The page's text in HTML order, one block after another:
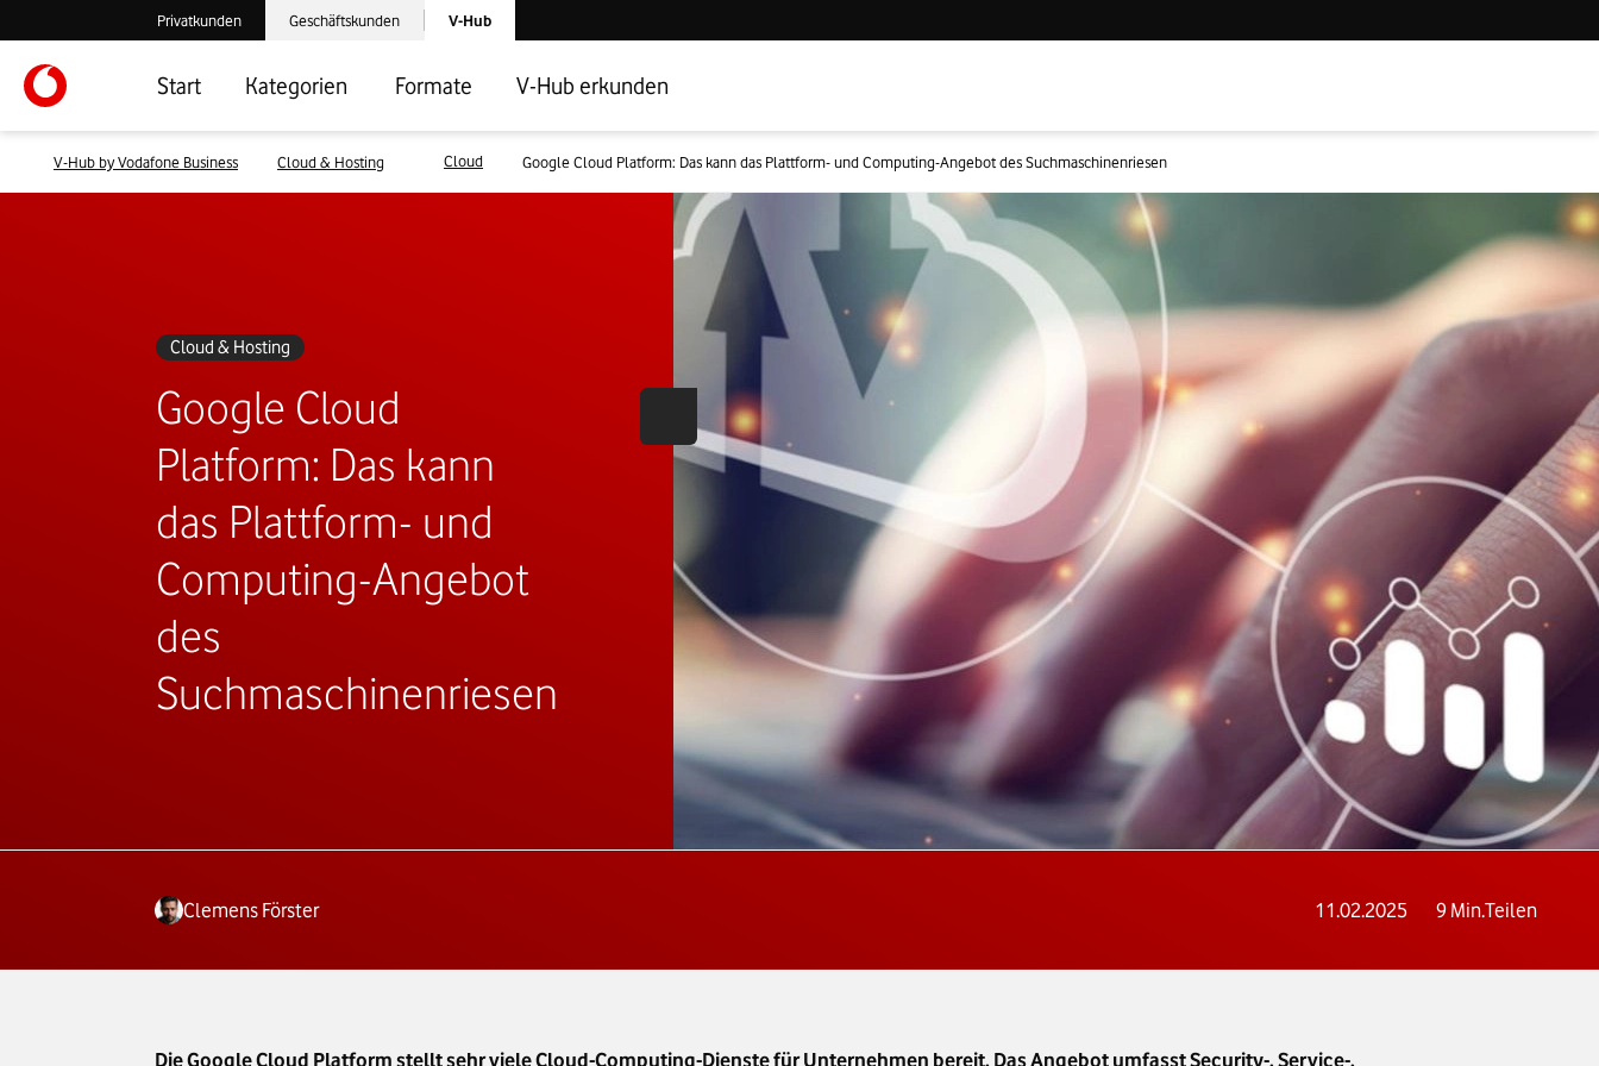
Verlassen der V-Hub Webseite: Zum Privatkundenbereich
Privatkunden Verlassen der V-Hub Webseite: Zum Geschäftskundenbereich
Geschäftskunden Laden der V-Hub Startseite
V-Hub
Start Kategorien Formate V-Hub erkunden
V-Hub by Vodafone Business Cloud & Hosting Cloud Google Cloud Platform: Das kann das Plattform- und Computing-Angebot des Suchmaschinenriesen
Cloud & Hosting
Google Cloud
Platform: Das kann
das Plattform- und
Computing-Angebot
des
Suchmaschinenriesen
Clemens Förster 11.02.2025 9Min.Teilen
Die Google Cloud Platform stellt sehr viele Cloud-Computing-Dienste für Unternehmen bereit. Das Angebot umfasst Security-, Service-,